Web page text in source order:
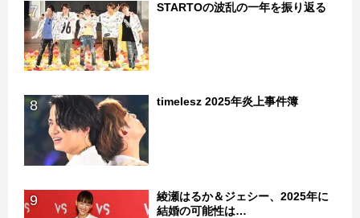
7 STARTOの波乱の一年を振り返る
8 timelesz 2025年炎上事件簿
9
綾瀬はるか＆ジェシー、2025年に
結婚の可能性は…